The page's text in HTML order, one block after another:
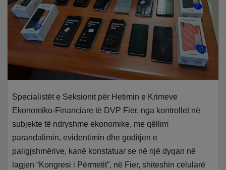
Specialistët e Seksionit për Hetimin e Krimeve
Ekonomiko-Financiare të DVP Fier, nga kontrollet në
subjekte të ndryshme ekonomike, me qëllim
parandalimin, evidentimin dhe goditjen e
paligjshmërive, kanë konstatuar se në një dyqan në
lagjen “Kongresi i Përmetit”, në Fier, shiteshin celularë